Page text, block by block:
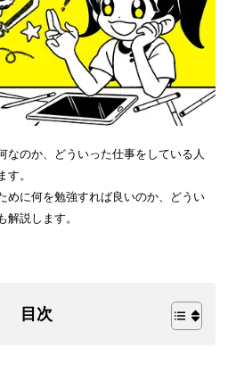
なのか、どういった仕事をしている人
。
めに何を勉強すれば良いのか、どうい
解説します。
目次